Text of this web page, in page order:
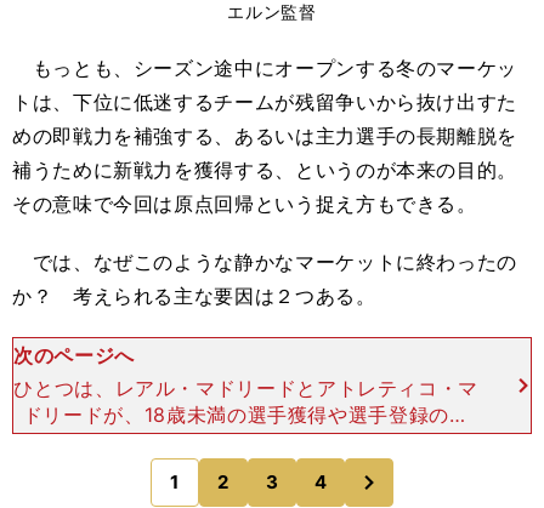
エルン監督
もっとも、シーズン途中にオープンする冬のマーケッ
トは、下位に低迷するチームが残留争いから抜け出すた
めの即戦力を補強する、あるいは主力選手の長期離脱を
補うために新戦力を獲得する、というのが本来の目的。
その意味で今回は原点回帰という捉え方もできる。
では、なぜこのような静かなマーケットに終わったの
か？ 考えられる主な要因は２つある。
次のページへ
ひとつは、レアル・マドリードとアトレティコ・マ
ドリードが、18歳未満の選手獲得や選手登録の規
定に違反があったとして、FIFAから2016年夏と20
17年冬の移籍期間における補強禁止処分を言い渡さ
れたこ
1 2 3 4
のページへ